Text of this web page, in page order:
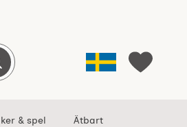
Sverige Mina favoriter
sökning
& spel Ätbart